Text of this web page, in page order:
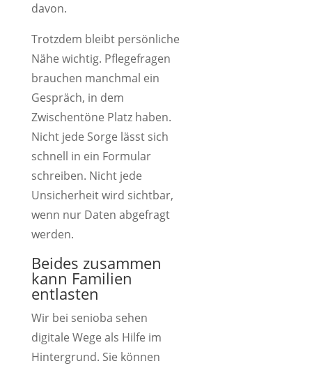
davon.
Trotzdem bleibt persönliche
Nähe wichtig. Pflegefragen
brauchen manchmal ein
Gespräch, in dem
Zwischentöne Platz haben.
Nicht jede Sorge lässt sich
schnell in ein Formular
schreiben. Nicht jede
Unsicherheit wird sichtbar,
wenn nur Daten abgefragt
werden.
Beides zusammen
kann Familien
entlasten
Wir bei senioba sehen
digitale Wege als Hilfe im
Hintergrund. Sie können